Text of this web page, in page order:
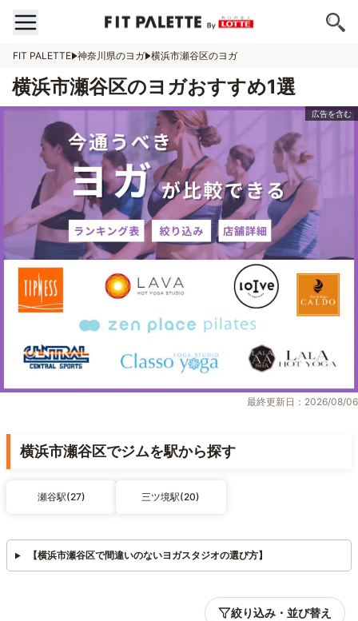
FIT PALETTE 神奈川県のヨガ 横浜市瀬谷区のヨガ
横浜市瀬谷区のヨガおすすめ1選
最終更新日：2026/08/06
横浜市瀬谷区でジムを駅から探す
瀬谷駅(27) 三ツ境駅(20)
【横浜市瀬谷区で間違いのないヨガスタジオの選び方】
絞り込み・並び替え